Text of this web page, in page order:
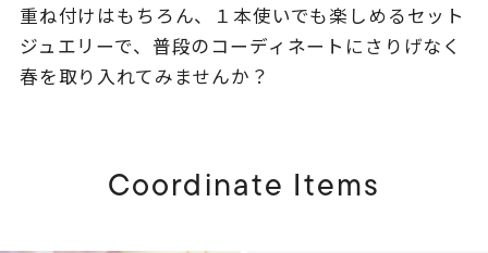
価格 ¥0
重ね付けはもちろん、１本使いでも楽しめるセット
ジュエリーで、普段のコーディネートにさりげなく
春を取り入れてみませんか？
Coordinate Items